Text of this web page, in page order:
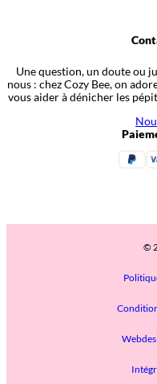
Une question, un doute ou
nous : chez Cozy Bee, on
vous aider à dénicher les
©